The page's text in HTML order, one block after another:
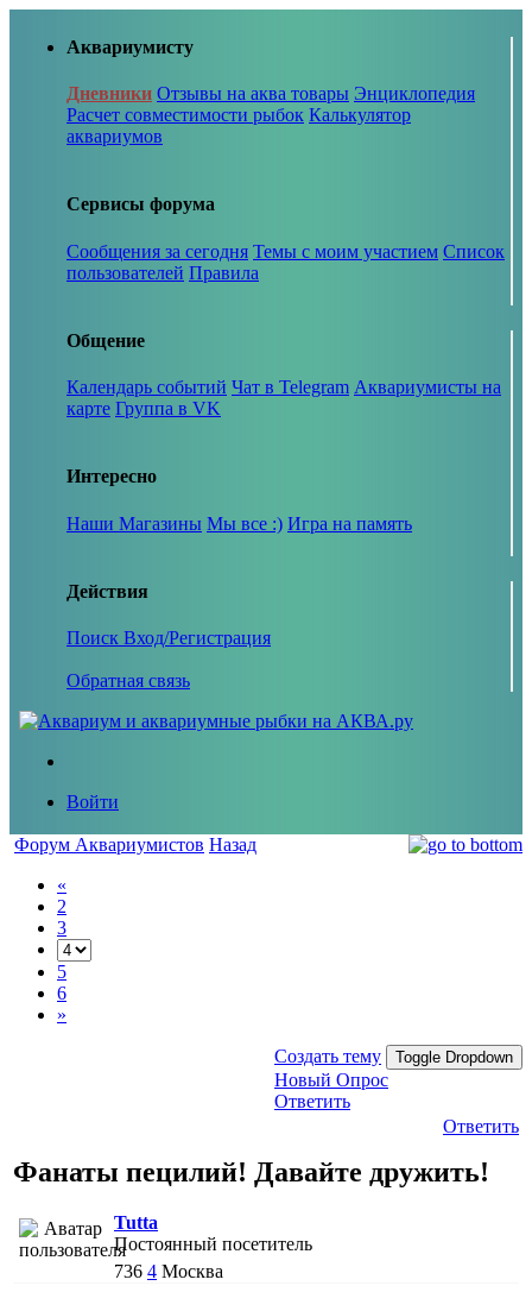
Аквариумисту
Дневники Отзывы на аква товары Энциклопедия
Расчет совместимости рыбок Калькулятор
аквариумов
Сервисы форума
Сообщения за сегодня Темы с моим участием Список
пользователей Правила
Общение
Календарь событий Чат в Telegram Аквариумисты на
карте Группа в VK
Интересно
Наши Магазины Мы все :) Игра на память
Действия
Поиск Вход/Регистрация
Обратная связь
Войти
Форум Аквариумистов Назад
«
2
3
5
6
»
Создать тему Toggle Dropdown
Новый Опрос
Ответить
Ответить
Фанаты пецилий! Давайте дружить!
Tutta
Постоянный посетитель
736 4 Москва